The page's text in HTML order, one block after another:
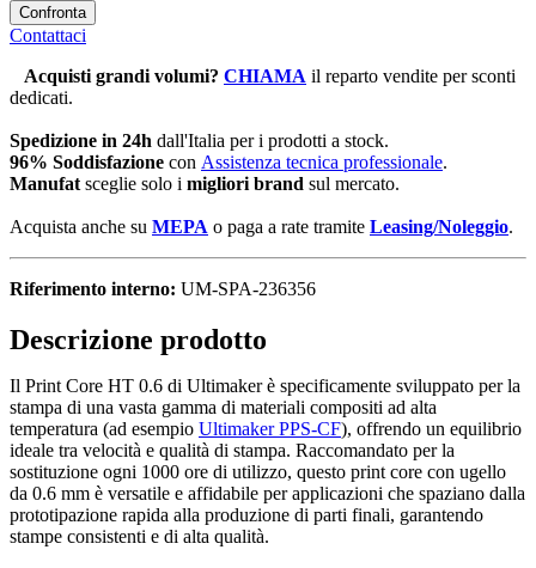
Confronta
Contattaci
Acquisti grandi volumi? CHIAMA il reparto vendite per sconti
dedicati.
Spedizione in 24h dall'Italia per i prodotti a stock.
96% Soddisfazione con Assistenza tecnica professionale.
Manufat sceglie solo i migliori brand sul mercato.
Acquista anche su MEPA o paga a rate tramite Leasing/Noleggio.
Riferimento interno: UM-SPA-236356
Descrizione prodotto
Il Print Core HT 0.6 di Ultimaker è specificamente sviluppato per la
stampa di una vasta gamma di materiali compositi ad alta
temperatura (ad esempio Ultimaker PPS-CF), offrendo un equilibrio
ideale tra velocità e qualità di stampa. Raccomandato per la
sostituzione ogni 1000 ore di utilizzo, questo print core con ugello
da 0.6 mm è versatile e affidabile per applicazioni che spaziano dalla
prototipazione rapida alla produzione di parti finali, garantendo
stampe consistenti e di alta qualità.